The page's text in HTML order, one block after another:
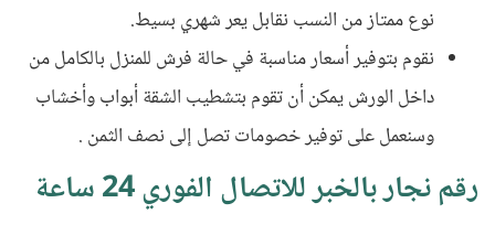
نوع ممتاز من النسب نقابل يعر شهري بسيط.
نقوم بتوفير أسعار مناسبة في حالة فرش للمنزل بالكامل من
داخل الورش يمكن أن تقوم بتشطيب الشقة أبواب وأخشاب
وسنعمل على توفير خصومات تصل إلى نصف الثمن .
رقم نجار بالخبر للاتصال الفوري 24 ساعة